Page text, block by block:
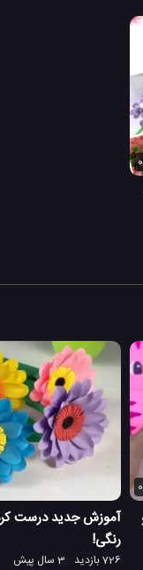
آموزش جدید درست
رنگی!
726 بازدید 3 سال پیش